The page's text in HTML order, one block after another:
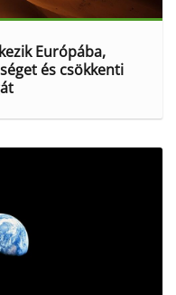
Európába,
és csökkenti